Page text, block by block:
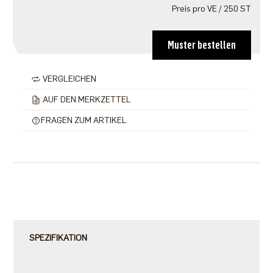
Preis pro VE / 250 ST
Muster bestellen
VERGLEICHEN
AUF DEN MERKZETTEL
FRAGEN ZUM ARTIKEL
SPEZIFIKATION